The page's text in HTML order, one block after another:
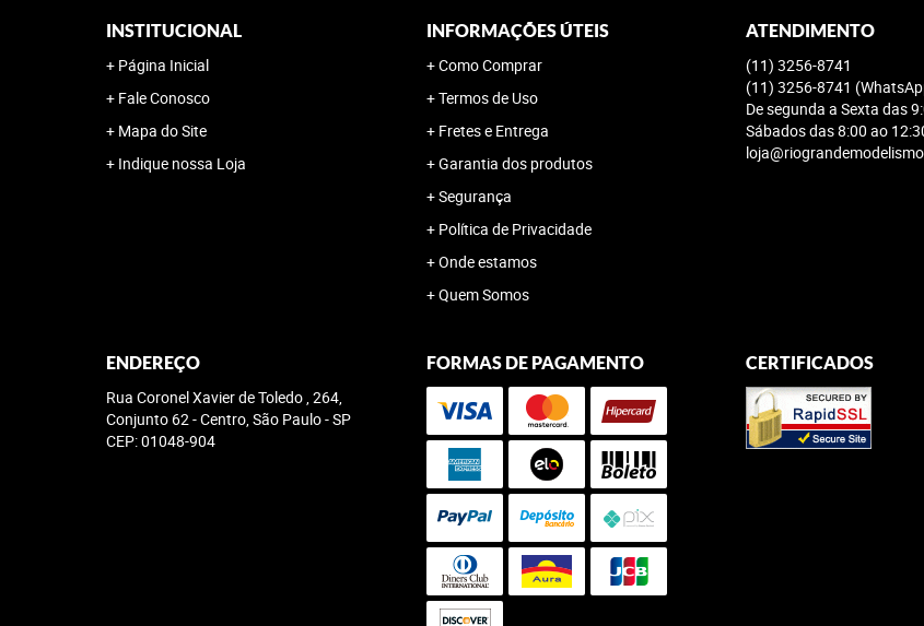
INSTITUCIONAL
Página Inicial
Fale Conosco
Mapa do Site
Indique nossa Loja
INFORMAÇÕES ÚTEIS
Como Comprar
Termos de Uso
Fretes e Entrega
Garantia dos produtos
Segurança
Política de Privacidade
Onde estamos
Quem Somos
ATENDIMENTO
(11) 3256-8741
(11) 3256-8741
De segunda a Sexta das
Sábados das 8:00 ao
ENDEREÇO
Rua Coronel Xavier de Toledo , 264,
Conjunto 62-Centro, São Paulo-SP
CEP: 01048-904
FORMAS DE PAGAMENTO CERTIFICADOS